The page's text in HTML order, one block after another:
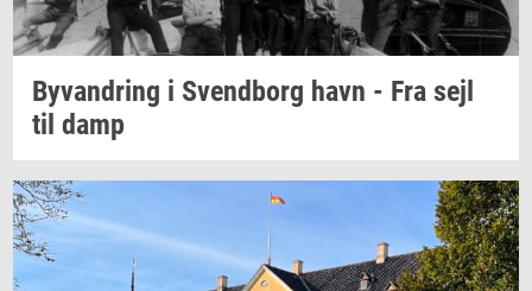
Byvan­dring i Svend­borg havn - Fra sejl
til damp